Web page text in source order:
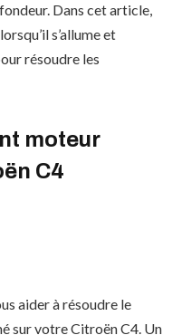
Dans cet article,
s’allume et
résoudre les
moteur
C4
aider à résoudre le
sur votre Citroën C4. Un